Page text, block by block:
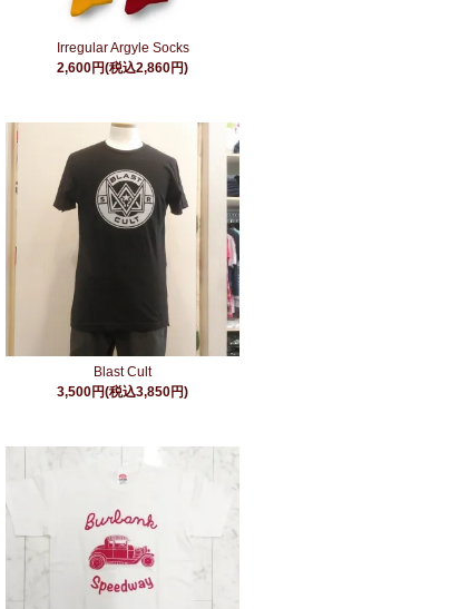
Irregular Argyle Socks
2,600円(税込2,860円)
Blast Cult
3,500円(税込3,850円)